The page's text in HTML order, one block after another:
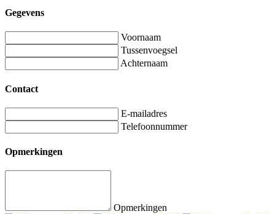
Gegevens
Voornaam
Tussenvoegsel
Achternaam
Contact
E-mailadres
Telefoonnummer
Opmerkingen
Opmerkingen